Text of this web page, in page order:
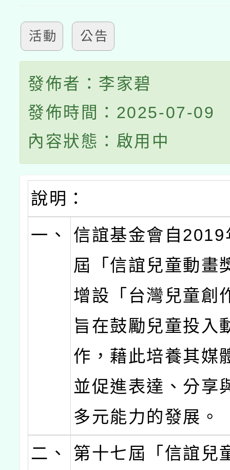
活動 公告
發佈者：李家碧
發佈時間：2025-07-09
內容狀態：啟用中
說明：
一、
信誼基金會自2019
屆「信誼兒童動畫
增設「台灣兒童創
旨在鼓勵兒童投入
作，藉此培養其媒
並促進表達、分享
多元能力的發展。
二、
第十七屆「信誼兒